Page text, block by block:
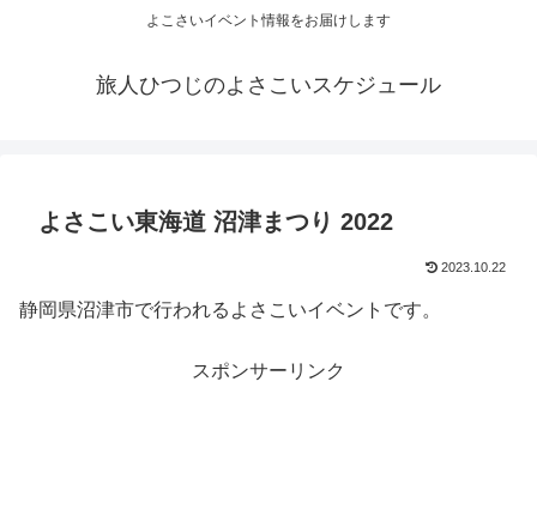
よこさいイベント情報をお届けします
旅人ひつじのよさこいスケジュール
よさこい東海道 沼津まつり 2022
2023.10.22
静岡県沼津市で行われるよさこいイベントです。
スポンサーリンク